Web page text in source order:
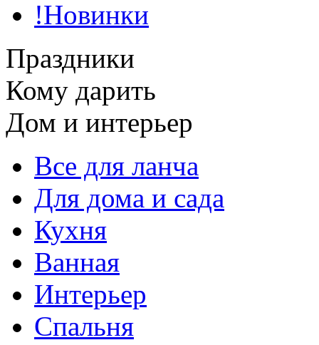
!Новинки
Праздники
Кому дарить
Дом и интерьер
Все для ланча
Для дома и сада
Кухня
Ванная
Интерьер
Спальня